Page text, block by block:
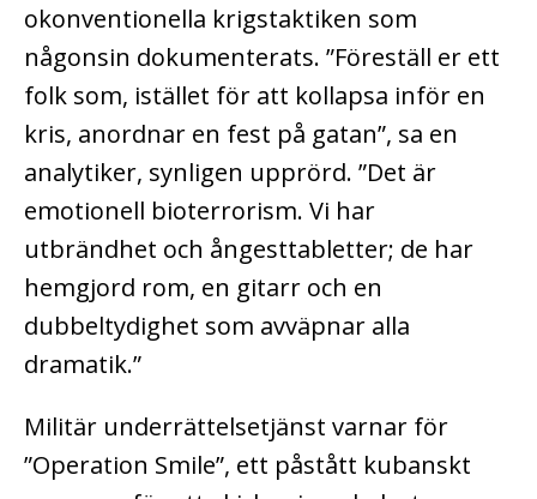
okonventionella krigstaktiken som
någonsin dokumenterats. ”Föreställ er ett
folk som, istället för att kollapsa inför en
kris, anordnar en fest på gatan”, sa en
analytiker, synligen upprörd. ”Det är
emotionell bioterrorism. Vi har
utbrändhet och ångesttabletter; de har
hemgjord rom, en gitarr och en
dubbeltydighet som avväpnar alla
dramatik.”
Militär underrättelsetjänst varnar för
”Operation Smile”, ett påstått kubanskt